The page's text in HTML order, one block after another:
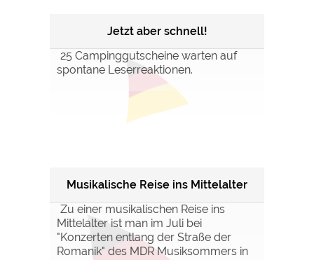
Jetzt aber schnell!
25 Campinggutscheine warten auf
spontane Leserreaktionen.
Musikalische Reise ins Mittelalter
Zu einer musikalischen Reise ins
Mittelalter ist man im Juli bei
"Konzerten entlang der Straße der
Romanik" des MDR Musiksommers in